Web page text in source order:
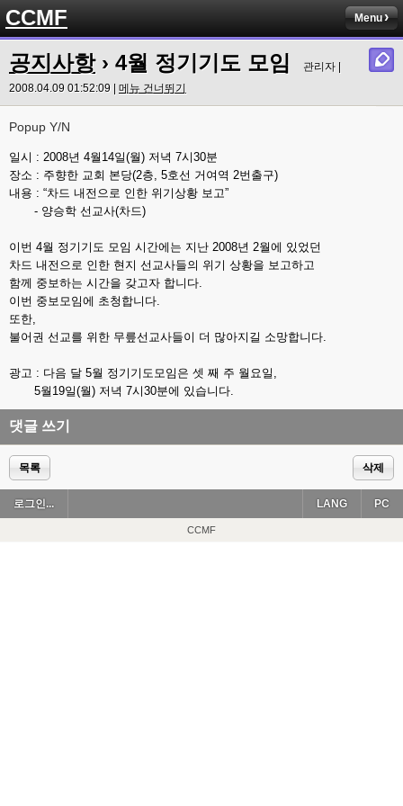
CCMF Menu
공지사항› 4월 정기기도 모임
관리자 |
2008.04.09 01:52:09 | 메뉴 건너뛰기
Popup Y/N
일시 : 2008년 4월14일(월) 저녁 7시30분
장소 : 주향한 교회 본당(2층, 5호선 거여역 2번출구)
내용 : “차드 내전으로 인한 위기상황 보고”
- 양승학 선교사(차드)
이번 4월 정기기도 모임 시간에는 지난 2008년 2월에 있었던
차드 내전으로 인한 현지 선교사들의 위기 상황을 보고하고
함께 중보하는 시간을 갖고자 합니다.
이번 중보모임에 초청합니다.
또한,
불어권 선교를 위한 무릎선교사들이 더 많아지길 소망합니다.
광고 : 다음 달 5월 정기기도모임은 셋 째 주 월요일,
5월19일(월) 저녁 7시30분에 있습니다.
댓글 쓰기
목록 삭제
로그인... PC
LANG
CCMF